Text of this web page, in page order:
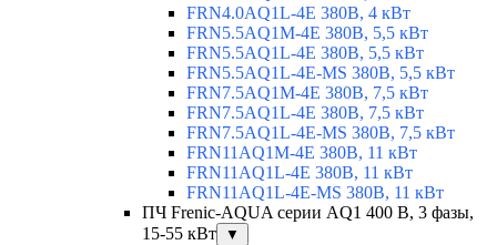
FRN4.0AQ1L-4E 380В, 4 кВт
FRN5.5AQ1M-4E 380В, 5,5 кВт
FRN5.5AQ1L-4E 380В, 5,5 кВт
FRN5.5AQ1L-4E-MS 380В, 5,5 кВт
FRN7.5AQ1M-4E 380В, 7,5 кВт
FRN7.5AQ1L-4E 380В, 7,5 кВт
FRN7.5AQ1L-4E-MS 380В, 7,5 кВт
FRN11AQ1M-4E 380В, 11 кВт
FRN11AQ1L-4E 380В, 11 кВт
FRN11AQ1L-4E-MS 380В, 11 кВт
ПЧ Frenic-AQUA серии AQ1 400 В, 3 фазы,
15-55 кВт
▼